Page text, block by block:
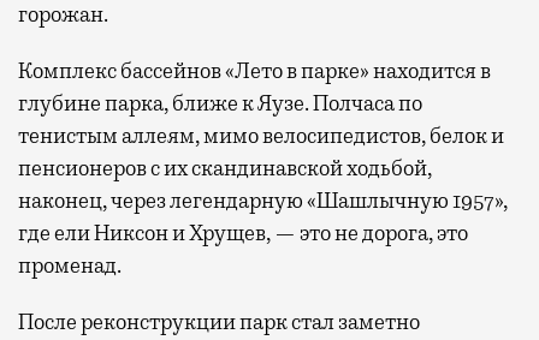
горожан.
Комплекс бассейнов «Лето в парке» находится в
глубине парка, ближе к Яузе. Полчаса по
тенистым аллеям, мимо велосипедистов, белок и
пенсионеров с их скандинавской ходьбой,
наконец, через легендарную «Шашлычную 1957»,
где ели Никсон и Хрущев, — это не дорога, это
променад.
После реконструкции парк стал заметно